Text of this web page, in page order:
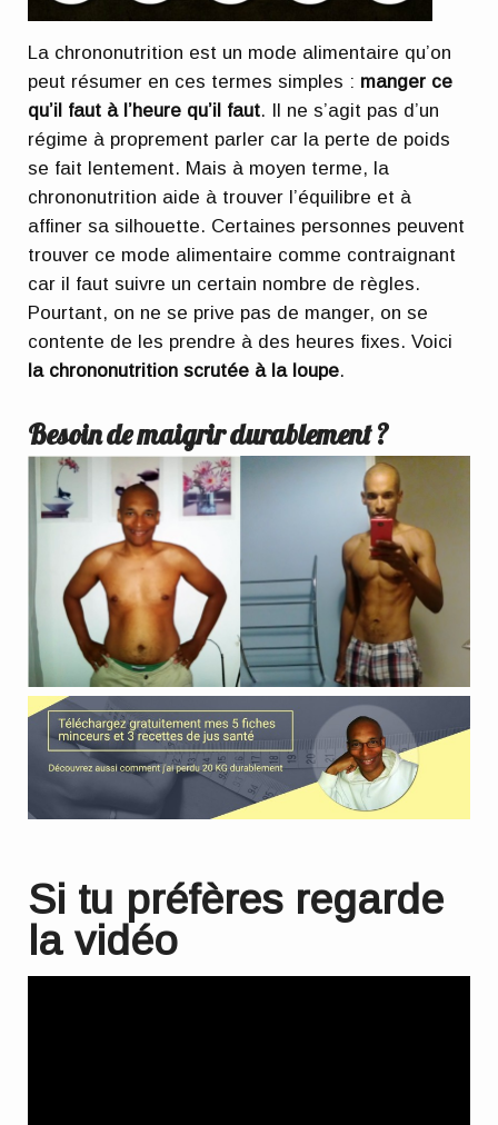
La chrononutrition est un mode alimentaire qu’on
peut résumer en ces termes simples : manger ce
qu’il faut à l’heure qu’il faut. Il ne s’agit pas d’un
régime à proprement parler car la perte de poids
se fait lentement. Mais à moyen terme, la
chrononutrition aide à trouver l’équilibre et à
affiner sa silhouette. Certaines personnes peuvent
trouver ce mode alimentaire comme contraignant
car il faut suivre un certain nombre de règles.
Pourtant, on ne se prive pas de manger, on se
contente de les prendre à des heures fixes. Voici
la chrononutrition scrutée à la loupe.
Besoin de maigrir durablement ?
Si tu préfères regarde
la vidéo